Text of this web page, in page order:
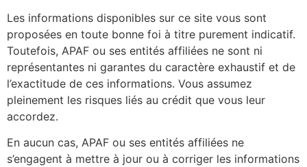
Les informations disponibles sur ce site vous sont
proposées en toute bonne foi à titre purement indicatif.
Toutefois, APAF ou ses entités affiliées ne sont ni
représentantes ni garantes du caractère exhaustif et de
l’exactitude de ces informations. Vous assumez
pleinement les risques liés au crédit que vous leur
accordez.
En aucun cas, APAF ou ses entités affiliées ne
s’engagent à mettre à jour ou à corriger les informations